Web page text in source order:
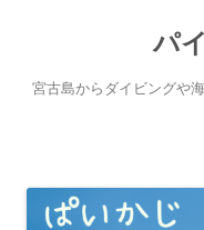
パ
宮古島からダイビングや